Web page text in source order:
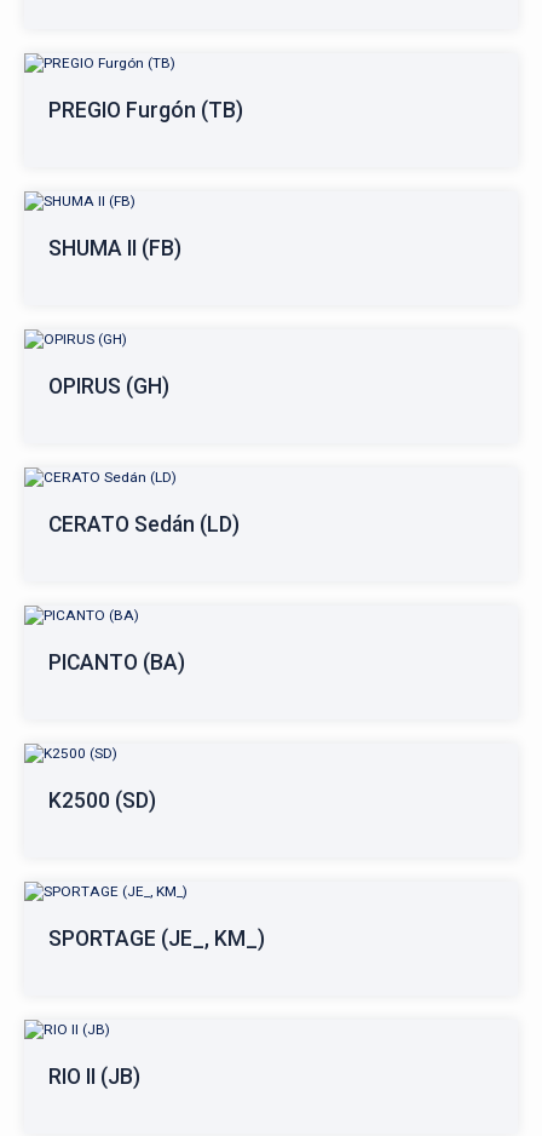
PREGIO Furgón (TB)
SHUMA II (FB)
OPIRUS (GH)
CERATO Sedán (LD)
PICANTO (BA)
K2500 (SD)
SPORTAGE (JE_, KM_)
RIO II (JB)